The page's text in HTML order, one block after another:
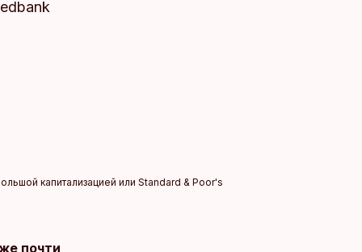
капитализацией или Standard & Poor's
почти